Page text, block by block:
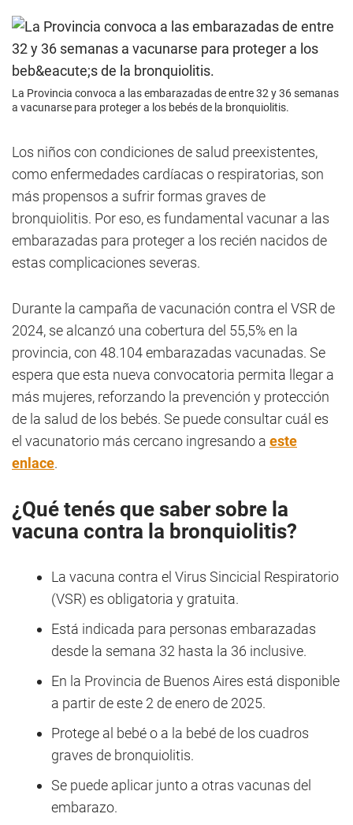
La Provincia convoca a las embarazadas de entre 32 y 36 semanas
a vacunarse para proteger a los bebés de la bronquiolitis.
Los niños con condiciones de salud preexistentes,
como enfermedades cardíacas o respiratorias, son
más propensos a sufrir formas graves de
bronquiolitis. Por eso, es fundamental vacunar a las
embarazadas para proteger a los recién nacidos de
estas complicaciones severas.
Durante la campaña de vacunación contra el VSR de
2024, se alcanzó una cobertura del 55,5% en la
provincia, con 48.104 embarazadas vacunadas. Se
espera que esta nueva convocatoria permita llegar a
más mujeres, reforzando la prevención y protección
de la salud de los bebés. Se puede consultar cuál es
el vacunatorio más cercano ingresando a este
enlace.
¿Qué tenés que saber sobre la
vacuna contra la bronquiolitis?
La vacuna contra el Virus Sincicial Respiratorio
(VSR) es obligatoria y gratuita.
Está indicada para personas embarazadas
desde la semana 32 hasta la 36 inclusive.
En la Provincia de Buenos Aires está disponible
a partir de este 2 de enero de 2025.
Protege al bebé o a la bebé de los cuadros
graves de bronquiolitis.
Se puede aplicar junto a otras vacunas del
embarazo.